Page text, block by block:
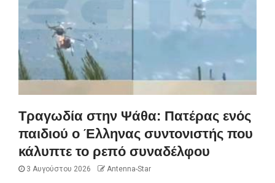
Τραγωδία στην Ψάθα: Πατέρας ενός
παιδιού ο Έλληνας συντονιστής που
κάλυπτε το ρεπό συναδέλφου
3 Αυγούστου 2026 Antenna-Star